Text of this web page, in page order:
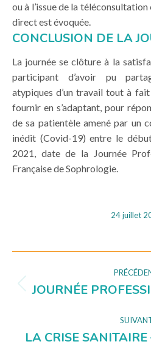
ou à l’issue de la
direct est évoquée.
CONCLUSION DE LA
La journée se clôture à la
participant d’avoir pu
atypiques d’un travail tout à
fournir en s’adaptant, pour
de sa patientèle amené par un
inédit (Covid-19) entre le
2021, date de la Journée
Française de Sophrologie.
24 juillet
NAVIGATION
DEJOURNÉE
LA CRISE